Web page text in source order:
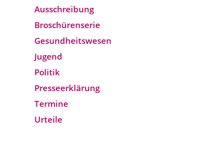
Ausschreibung
Broschürenserie
Gesund­heits­wesen
Jugend
Politik
Presseerklärung
Termine
Urteile